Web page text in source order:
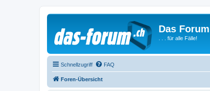
Das Forum
. . . für alle Fälle!
Schnellzugriff FAQ
Foren-Übersicht